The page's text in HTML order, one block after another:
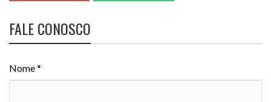
FALE CONOSCO
Nome *